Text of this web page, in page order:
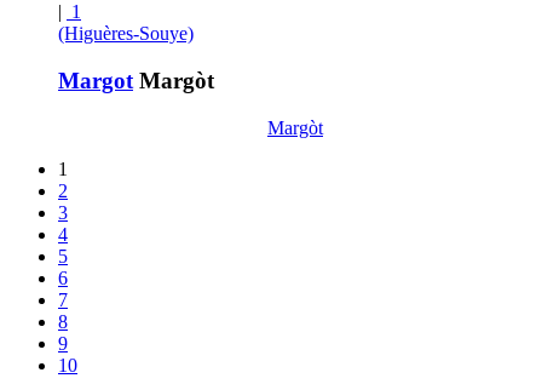
| 1
(Higuères-Souye)
Margot Margòt
Margòt
1
2
3
4
5
6
7
8
9
10